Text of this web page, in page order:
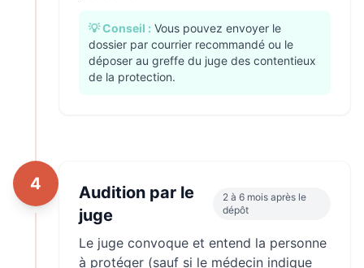
💡 Conseil : Vous pouvez envoyer le
dossier par courrier recommandé ou le
déposer au greffe du juge des contentieux
de la protection.
4
Audition par le
juge
2 à 6 mois après le
dépôt
Le juge convoque et entend la personne
à protéger (sauf si le médecin indique